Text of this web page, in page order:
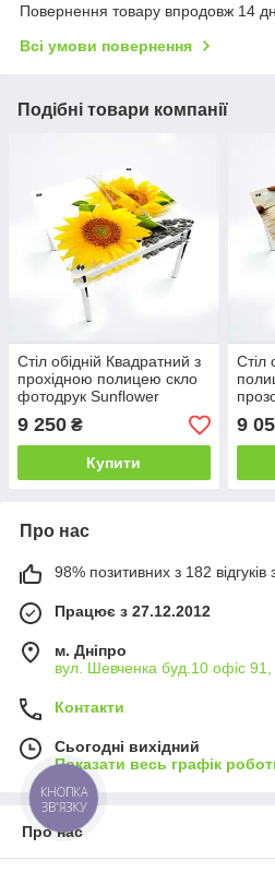
Повернення товару впродовж 14
Всі умови повернення
Подібні товари компанії
Стіл обідній Квадратний з
прохідною полицею скло
фотодрук Sunflower
700х700*Еко мм (БЦ-Стіл
ТМ)
9 250 ₴
Купити
Стіл
ТМ)
9
Про нас
98% позитивних з 182 відгуків
Працює з 27.12.2012
м. Дніпро
вул. Шевченка буд.10 офіс
Контакти
Сьогодні вихідний
Показати весь графік
Про нас
КНОПКА
ЗВ'ЯЗКУ